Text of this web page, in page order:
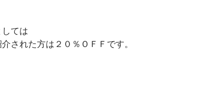
ては
された方は２０％ＯＦＦです。